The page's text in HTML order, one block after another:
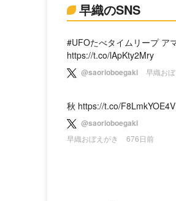
早織のSNS
#UFOたべタイムリープ ア
https://t.co/lApKty2Mry
@saorioboegaki 早織お
秋 https://t.co/F8LmkYOE4V
@saorioboegaki
早織おぼえがき 676日前